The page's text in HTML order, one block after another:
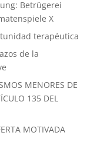
Betrügerei
X
terapéutica
de la
MENORES DE
135 DEL
MOTIVADA